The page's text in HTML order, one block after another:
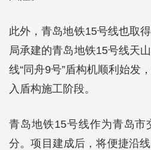
此外，青岛地铁15号线也取
局承建的青岛地铁15号线天
线“同舟9号”盾构机顺利始发
入盾构施工阶段。
青岛地铁15号线作为青岛市
分。项目建成后，将便捷沿